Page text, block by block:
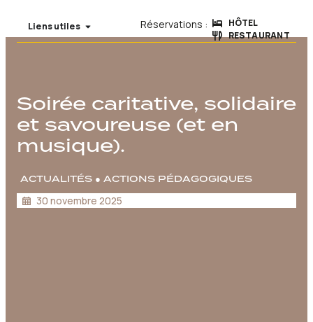
Liens utiles Réservations :
HÔTEL
RESTAURANT
Soirée caritative, solidaire
et savoureuse (et en
musique).
ACTUALITÉS ● ACTIONS PÉDAGOGIQUES
30 novembre 2025